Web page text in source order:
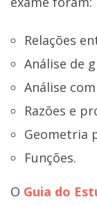
Relações
Análise de
Análise
Razões e
Geometria
Funções.
O Guia do